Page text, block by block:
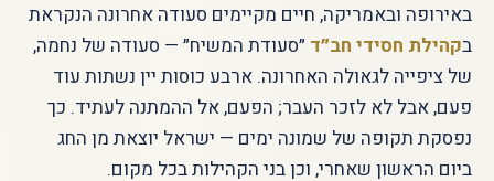
באירופה ובאמריקה, חיים מקיימים סעודה אחרונה הנקראת
בקהילת חסידי חב״ד ״סעודת המשיח״ — סעודה של נחמה,
של ציפייה לגאולה האחרונה. ארבע כוסות יין נשתות עוד
פעם, אבל לא לזכר העבר; הפעם, אל ההמתנה לעתיד. כך
נפסקת תקופה של שמונה ימים — ישראל יוצאת מן החג
ביום הראשון שאחרי, וכן בני הקהילות בכל מקום.